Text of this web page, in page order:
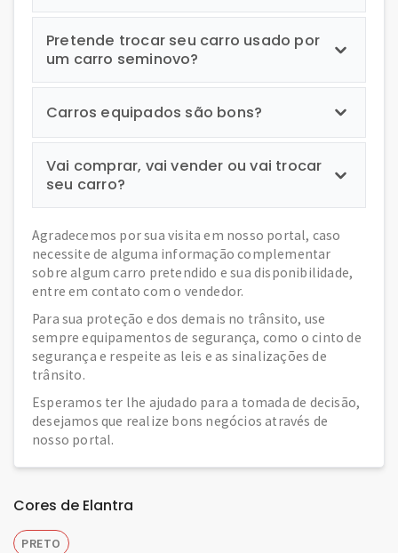
Pretende trocar seu carro usado por
um carro seminovo?
Carros equipados são bons?
Vai comprar, vai vender ou vai trocar
seu carro?
Agradecemos por sua visita em nosso portal, caso
necessite de alguma informação complementar
sobre algum carro pretendido e sua disponibilidade,
entre em contato com o vendedor.
Para sua proteção e dos demais no trânsito, use
sempre equipamentos de segurança, como o cinto de
segurança e respeite as leis e as sinalizações de
trânsito.
Esperamos ter lhe ajudado para a tomada de decisão,
desejamos que realize bons negócios através de
nosso portal.
Cores de Elantra
PRETO